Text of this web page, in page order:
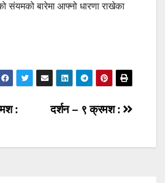
संयमको बारेमा आफ्नो धारणा राखेका
दर्शन – ९ क्रमश :
: